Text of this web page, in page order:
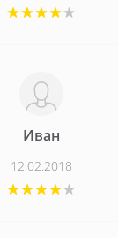
Иван
12.02.2018